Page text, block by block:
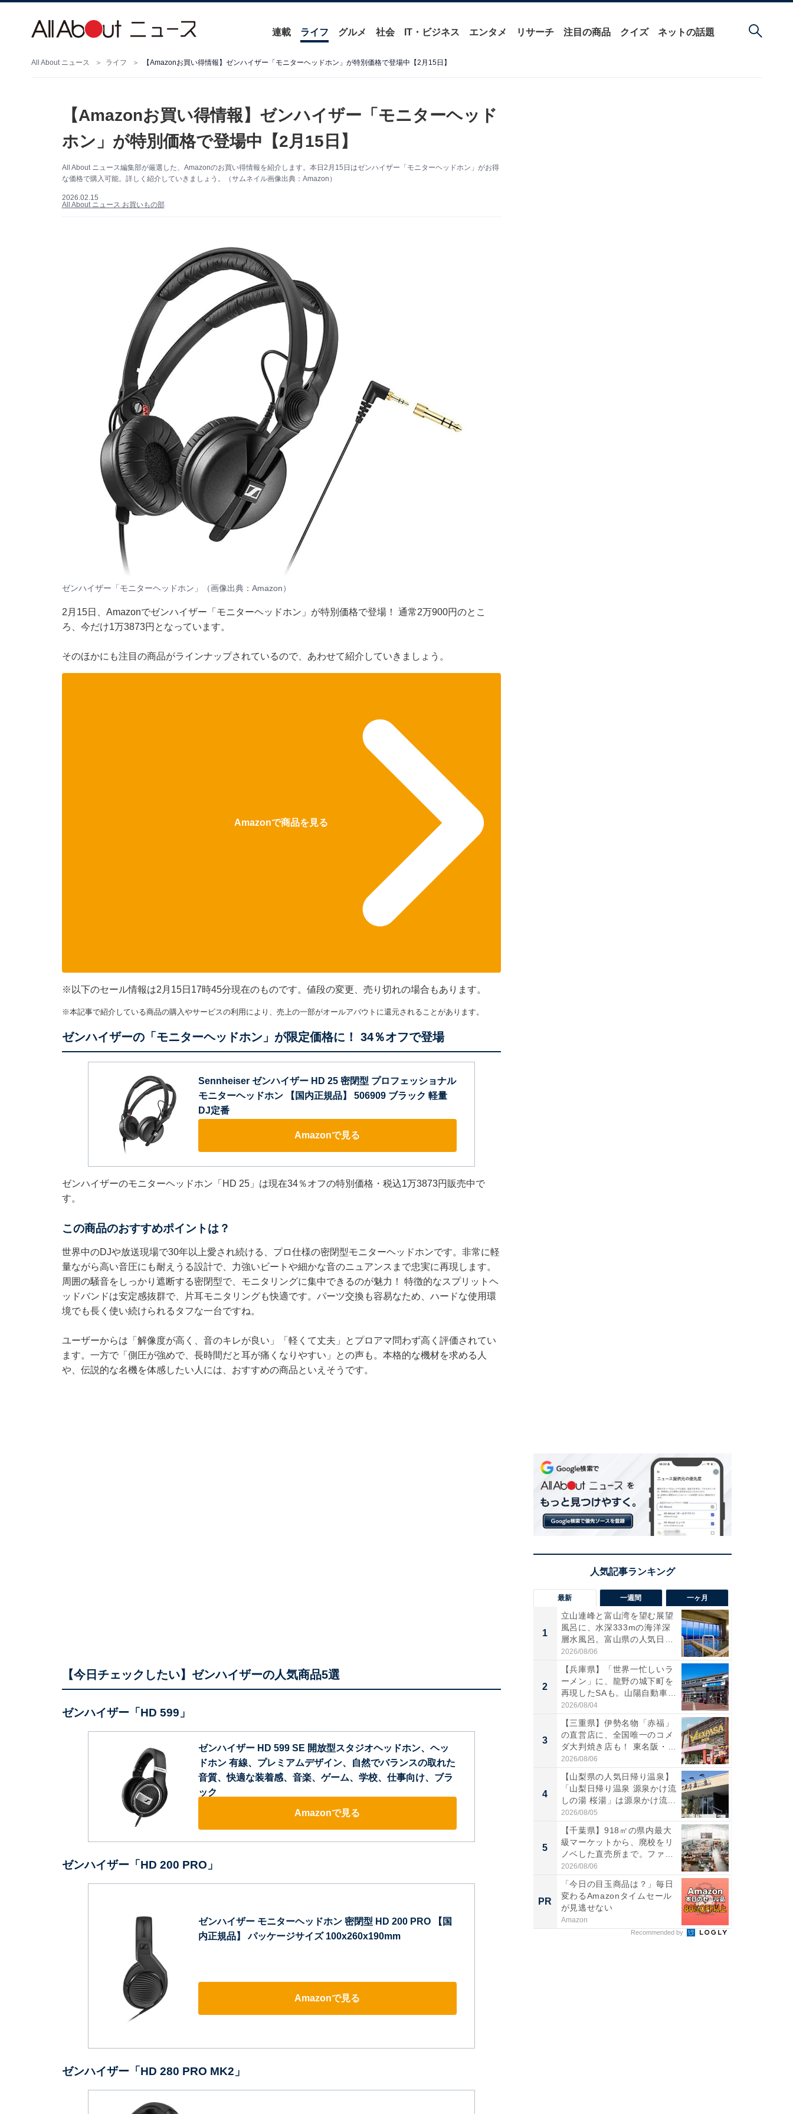
連載 ライフ グルメ 社会 IT・ビジネス エンタメ リサーチ 注目の商品 クイズ ネットの話題
All About ニュース ライフ 【Amazonお買い得情報】ゼンハイザー「モニターヘッドホン」が特別価格で登場中【2月15日】
【Amazonお買い得情報】ゼンハイザー「モニターヘッド
ホン」が特別価格で登場中【2月15日】
All About ニュース編集部が厳選した、Amazonのお買い得情報を紹介します。本日2月15日はゼンハイザー「モニターヘッドホン」がお得
な価格で購入可能。詳しく紹介していきましょう。（サムネイル画像出典：Amazon）
2026.02.15
All About ニュース お買いもの部
ゼンハイザー「モニターヘッドホン」（画像出典：Amazon）
2月15日、Amazonでゼンハイザー「モニターヘッドホン」が特別価格で登場！ 通常2万900円のとこ
ろ、今だけ1万3873円となっています。
そのほかにも注目の商品がラインナップされているので、あわせて紹介していきましょう。
Amazonで商品を見る
※以下のセール情報は2月15日17時45分現在のものです。値段の変更、売り切れの場合もあります。
※本記事で紹介している商品の購入やサービスの利用により、売上の一部がオールアバウトに還元されることがあります。
ゼンハイザーの「モニターヘッドホン」が限定価格に！ 34％オフで登場
Sennheiser ゼンハイザー HD 25 密閉型 プロフェッショナル
モニターヘッドホン 【国内正規品】 506909 ブラック 軽量
DJ定番
Amazonで見る
ゼンハイザーのモニターヘッドホン「‎HD 25」は現在34％オフの特別価格・税込1万3873円販売中で
す。
この商品のおすすめポイントは？
世界中のDJや放送現場で30年以上愛され続ける、プロ仕様の密閉型モニターヘッドホンです。非常に軽
量ながら高い音圧にも耐えうる設計で、力強いビートや細かな音のニュアンスまで忠実に再現します。
周囲の騒音をしっかり遮断する密閉型で、モニタリングに集中できるのが魅力！ 特徴的なスプリットヘ
ッドバンドは安定感抜群で、片耳モニタリングも快適です。パーツ交換も容易なため、ハードな使用環
境でも長く使い続けられるタフな一台ですね。
ユーザーからは「解像度が高く、音のキレが良い」「軽くて丈夫」とプロアマ問わず高く評価されてい
ます。一方で「側圧が強めで、長時間だと耳が痛くなりやすい」との声も。本格的な機材を求める人
や、伝説的な名機を体感したい人には、おすすめの商品といえそうです。
【今日チェックしたい】ゼンハイザーの人気商品5選
ゼンハイザー「HD 599」
ゼンハイザー HD 599 SE 開放型スタジオヘッドホン、ヘッ
ドホン 有線、プレミアムデザイン、自然でバランスの取れた
音質、快適な装着感、音楽、ゲーム、学校、仕事向け、ブラ
ック
Amazonで見る
ゼンハイザー「HD 200 PRO」
ゼンハイザー モニターヘッドホン 密閉型 HD 200 PRO 【国
内正規品】 パッケージサイズ 100x260x190mm
Amazonで見る
ゼンハイザー「HD 280 PRO MK2」
最新 一週間 一ヶ月
1
立山連峰と富山湾を望む展望
風呂に、水深333mの海洋深
層水風呂。富山県の人気日
帰...
2026/08/06
2
【兵庫県】「世界一忙しいラ
ーメン」に、龍野の城下町を
再現したSAも。山陽自動車
道...
2026/08/04
3
【三重県】伊勢名物「赤福」
の直営店に、全国唯一のコメ
ダ大判焼き店も！ 東名阪・
伊...
2026/08/06
4
【山梨県の人気日帰り温泉】
「山梨日帰り温泉 源泉かけ流
しの湯 桜湯」は源泉かけ流...
2026/08/05
5
【千葉県】918㎡の県内最大
級マーケットから、廃校をリ
ノベした直売所まで。ファ
ー...
2026/08/06
PR
「今日の目玉商品は？」毎日
変わるAmazonタイムセール
が見逃せない
Amazon
Recommended by